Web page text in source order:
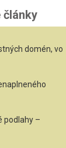
články
domén, vo
podlahy –